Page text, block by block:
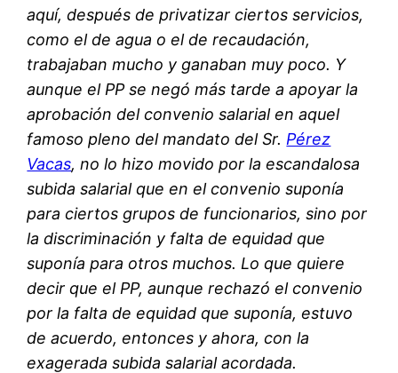
aquí, después de privatizar ciertos servicios,
como el de agua o el de recaudación,
trabajaban mucho y ganaban muy poco. Y
aunque el PP se negó más tarde a apoyar la
aprobación del convenio salarial en aquel
famoso pleno del mandato del Sr. Pérez
Vacas, no lo hizo movido por la escandalosa
subida salarial que en el convenio suponía
para ciertos grupos de funcionarios, sino por
la discriminación y falta de equidad que
suponía para otros muchos. Lo que quiere
decir que el PP, aunque rechazó el convenio
por la falta de equidad que suponía, estuvo
de acuerdo, entonces y ahora, con la
exagerada subida salarial acordada.